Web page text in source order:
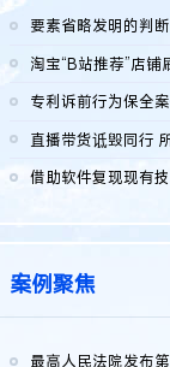
要素省略发明的判断
案例聚焦